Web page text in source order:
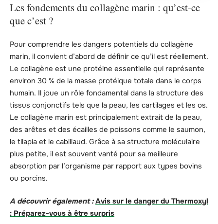
Les fondements du collagène marin : qu’est-ce
que c’est ?
Pour comprendre les dangers potentiels du collagène
marin, il convient d’abord de définir ce qu’il est réellement.
Le collagène est une protéine essentielle qui représente
environ 30 % de la masse protéique totale dans le corps
humain. Il joue un rôle fondamental dans la structure des
tissus conjonctifs tels que la peau, les cartilages et les os.
Le collagène marin est principalement extrait de la peau,
des arêtes et des écailles de poissons comme le saumon,
le tilapia et le cabillaud. Grâce à sa structure moléculaire
plus petite, il est souvent vanté pour sa meilleure
absorption par l’organisme par rapport aux types bovins
ou porcins.
A découvrir également : Avis sur le danger du Thermoxyl
: Préparez-vous à être surpris